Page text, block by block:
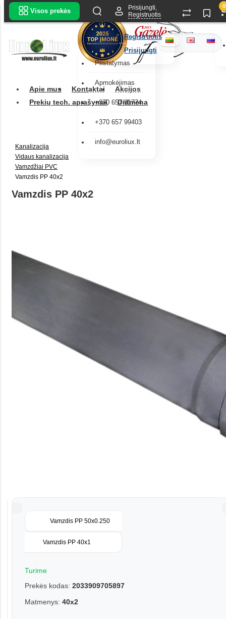
Pristatymas
Apmokėjimas
+370 657 91774
+370 657 99403
info@euroliux.lt
Apie mus Kontaktai
Akcijos
Prekių tech. aprašymai
Didmena
Visos prekės
Prisijungti,
Registruotis
Registruotis
Prisijungti
0
Kanalizacija
Vidaus kanalizacija
Vamzdžiai PVC
Vamzdis PP 40x2
Vamzdis PP 40x2
Vamzdis PP 50x0.250
Vamzdis PP 40x1
Turime
Prekės kodas: 2033909705897
Matmenys: 40x2